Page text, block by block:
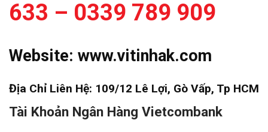
633 – 0339 789 909
Website: www.vitinhak.com
Địa Chỉ Liên Hệ: 109/12 Lê Lợi, Gò Vấp, Tp HCM
Tài Khoản Ngân Hàng Vietcombank